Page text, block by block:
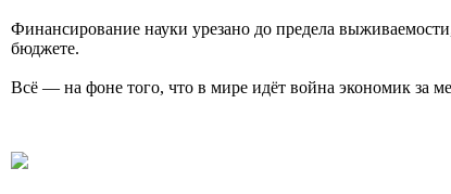
Финансирование науки урезано до предела
бюджете.
Всё — на фоне того, что в мире идёт война экономик за